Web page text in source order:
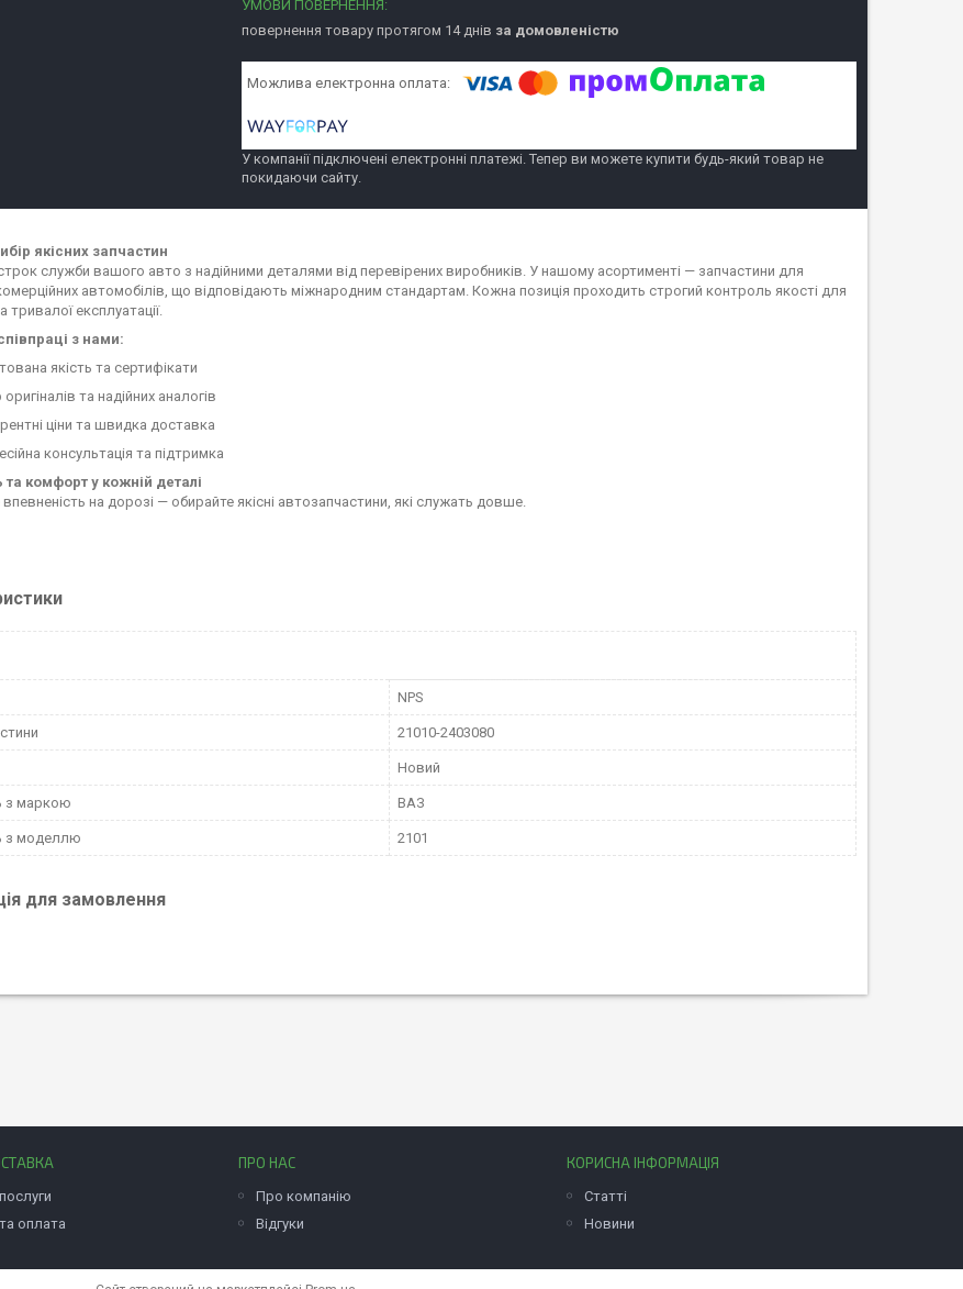
повернення товару протягом 14 днів за домовленістю
У компанії підключені електронні платежі. Тепер ви можете купити будь-який товар не
покидаючи сайту.
якісних запчастин
служби вашого авто з надійними деталями від перевірених виробників. У нашому асортименті — запчастини для
автомобілів, що відповідають міжнародним стандартам. Кожна позиція проходить строгий контроль якості для
тривалої експлуатації.
з нами:
якість та сертифікати
оригіналів та надійних аналогів
ціни та швидка доставка
консультація та підтримка
та комфорт у кожній деталі
на дорозі — обирайте якісні автозапчастини, які служать довше.
NPS
21010-2403080
Новий
з маркою ВАЗ
з моделлю 2101
для замовлення
оплата
ПРО НАС
Про компанію
Відгуки
КОРИСНА ІНФОРМАЦІЯ
Статті
Новини